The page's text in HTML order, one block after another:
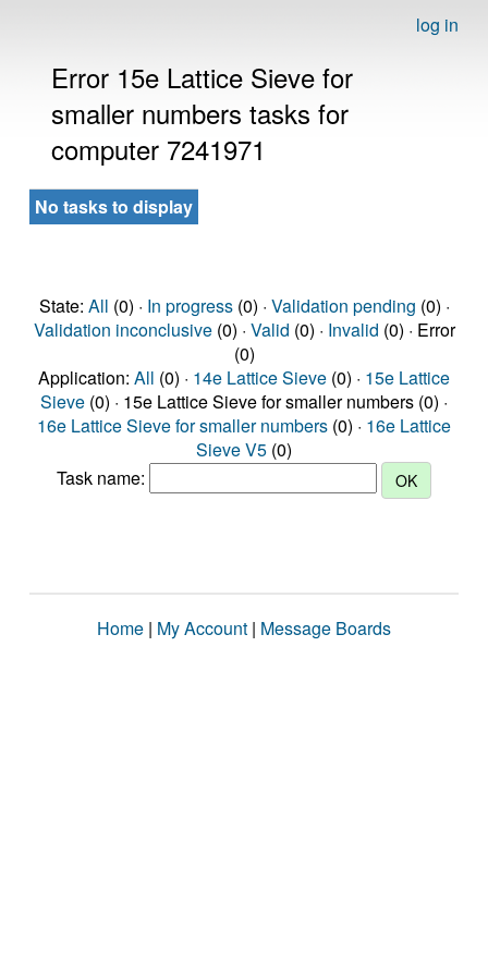
log in
Error 15e Lattice Sieve for
smaller numbers tasks for
computer 7241971
No tasks to display
State: All (0) · In progress(0) · Validation pending (0) ·
Validation inconclusive(0) · Valid (0) · Invalid (0) · Error
(0)
Application: All (0) · 14e Lattice Sieve (0) · 15e Lattice
Sieve (0) · 15e Lattice Sieve for smaller numbers (0) ·
16e Lattice Sieve for smaller numbers (0) · 16e Lattice
Sieve V5 (0)
Task name:
Home | My Account | Message Boards